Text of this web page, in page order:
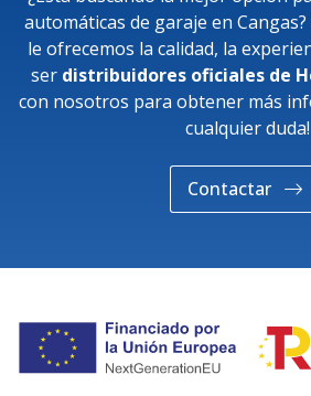
automáticas de garaje en Cangas?
le ofrecemos la calidad, la
ser distribuidores oficiales de
con nosotros para obtener más
cualquier duda!
Contactar